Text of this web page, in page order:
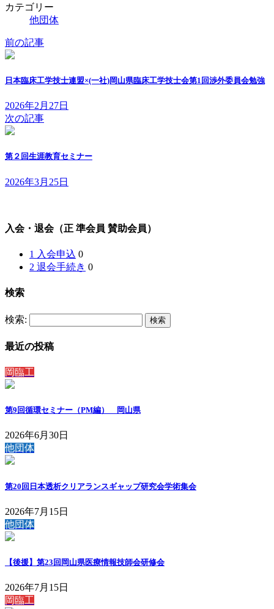
カテゴリー
他団体
前の記事
日本臨床工学技士連盟×(一社)岡山県臨床工学技士会第1回渉外委員会勉強
2026年2月27日
次の記事
第２回生涯教育セミナー
2026年3月25日
入会・退会（正 準会員 賛助会員）
1 入会申込 0
2 退会手続き 0
検索
検索:
最近の投稿
岡臨工
第9回循環セミナー（PM編） 岡山県
2026年6月30日
他団体
第20回日本透析クリアランスギャップ研究会学術集会
2026年7月15日
他団体
【後援】第23回岡山県医療情報技師会研修会
2026年7月15日
岡臨工